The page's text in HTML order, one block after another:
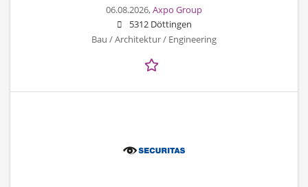
06.08.2026,Axpo Group
5312 Döttingen
Bau / Architektur / Engineering